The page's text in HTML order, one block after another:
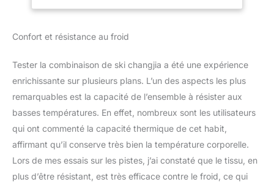
LES TAILLES : Notre taille
convient à la plupart des
gens. Vous pouvez
acheter la taille que vous
vous pouvez vous
référer à notre tableau
des tailles dans l'image
ou dans la description du
produit. MATÉRIAU : nos
Confort et résistance au froid
Tester la combinaison de ski changjia a été une expérience
enrichissante sur plusieurs plans. L’un des aspects les plus
remarquables est la capacité de l’ensemble à résister aux
basses températures. En effet, nombreux sont les utilisateurs
qui ont commenté la capacité thermique de cet habit,
affirmant qu’il conserve très bien la température corporelle.
Lors de mes essais sur les pistes, j’ai constaté que le tissu, en
plus d’être résistant, est très efficace contre le froid, ce qui